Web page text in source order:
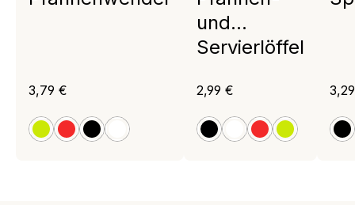
apfelgrün
rot schwarz
weiß
Regulärer Preis:
3,79 €
und
Servierlöffel
schwarz
weißrot apfelgrün
Regulärer Preis:
2,99 €